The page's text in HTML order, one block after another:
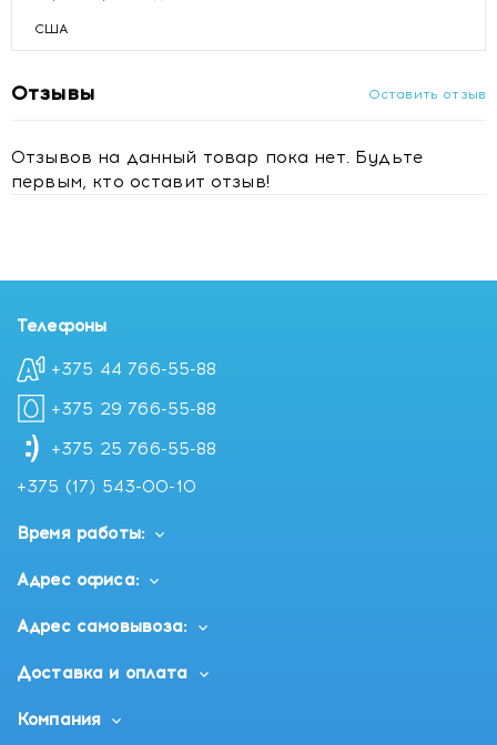
США
Отзывы Оставить отзыв
Отзывов на данный товар пока нет. Будьте
первым, кто оставит отзыв!
Телефоны
+375 44 766-55-88
+375 29 766-55-88
+375 25 766-55-88
+375 (17) 543-00-10
Время работы:
Адрес офиса:
Адрес самовывоза:
Доставка и оплата
Компания